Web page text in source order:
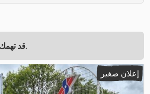
قد تهمك أيضًا هذه الإعلانات.
إعلان صغير